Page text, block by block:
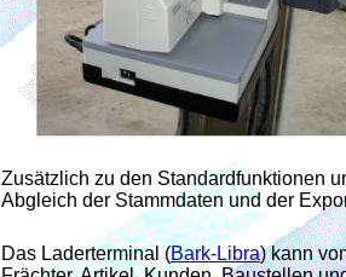
Zusätzlich zu den Standardfunktionen
Abgleich der Stammdaten und der
Das Laderterminal (Bark-Libra) kann